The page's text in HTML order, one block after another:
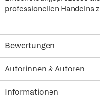
professionellen Handelns
Bewertungen
Autorinnen & Autoren
Informationen